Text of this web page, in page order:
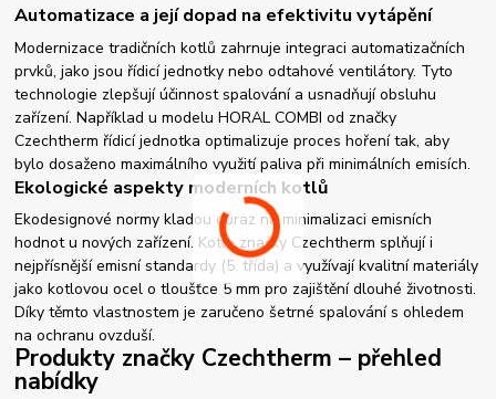
Automatizace a její dopad na efektivitu vytápění
Modernizace tradičních kotlů zahrnuje integraci automatizačních
prvků, jako jsou řídicí jednotky nebo odtahové ventilátory. Tyto
technologie zlepšují účinnost spalování a usnadňují obsluhu
zařízení. Například u modelu HORAL COMBI od značky
Czechtherm řídicí jednotka optimalizuje proces hoření tak, aby
bylo dosaženo maximálního využití paliva při minimálních emisích.
Ekologické aspekty moderních kotlů
Ekodesignové normy kladou důraz na minimalizaci emisních
hodnot u nových zařízení. Kotle značky Czechtherm splňují i
nejpřísnější emisní standardy (5. třída) a využívají kvalitní materiály
jako kotlovou ocel o tloušťce 5 mm pro zajištění dlouhé životnosti.
Díky těmto vlastnostem je zaručeno šetrné spalování s ohledem
na ochranu ovzduší.
Produkty značky Czechtherm – přehled
nabídky